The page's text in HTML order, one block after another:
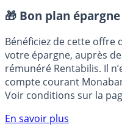
Placement sans risque
🎁 Bon plan
Bénéficiez de cette offre
votre épargne, auprès
rémunéré Rentabilis. Il
compte courant
Voir conditions sur la